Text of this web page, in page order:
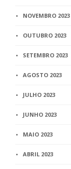
NOVEMBRO 2023
OUTUBRO 2023
SETEMBRO 2023
AGOSTO 2023
JULHO 2023
JUNHO 2023
MAIO 2023
ABRIL 2023